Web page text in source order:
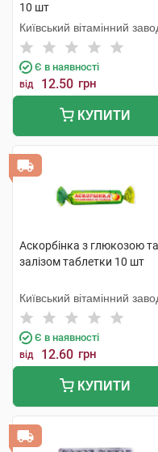
10 шт
Київський вітамінний
Є в наявності
від 12.50 грн
КУПИТИ
Аскорбінка з глюкозою та
залізом таблетки 10 шт
Київський вітамінний
Є в наявності
від 12.60 грн
КУПИТИ